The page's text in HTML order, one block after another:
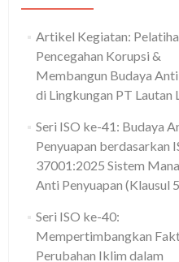
Artikel Kegiatan:
Pencegahan Korupsi &
Membangun Budaya
di Lingkungan PT Lautan
Seri ISO ke-41: Budaya
Penyuapan berdasarkan
37001:2025 Sistem
Anti Penyuapan (Klausul
Seri ISO ke-40:
Mempertimbangkan
Perubahan Iklim dalam